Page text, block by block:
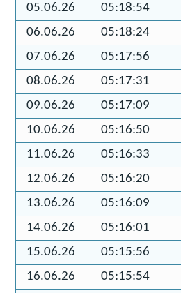
05.06.26
05:18:54
06.06.26
05:18:24
07.06.26
05:17:56
08.06.26
05:17:31
09.06.26
05:17:09
10.06.26
05:16:50
11.06.26
05:16:33
12.06.26
05:16:20
13.06.26
05:16:09
14.06.26
05:16:01
15.06.26
05:15:56
16.06.26
05:15:54